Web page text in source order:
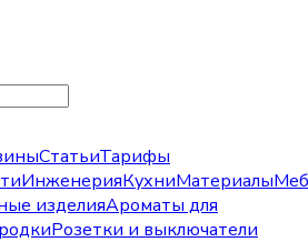
СтатьиТарифы
ИнженерияКухниМатериалы
изделияАроматы для
Розетки и выключатели